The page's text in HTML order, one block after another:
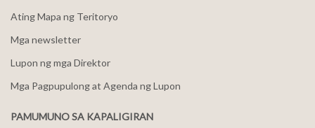
Ating Mapa ng Teritoryo
Mga newsletter
Lupon ng mga Direktor
Mga Pagpupulong at Agenda ng Lupon
PAMUMUNO SA KAPALIGIRAN